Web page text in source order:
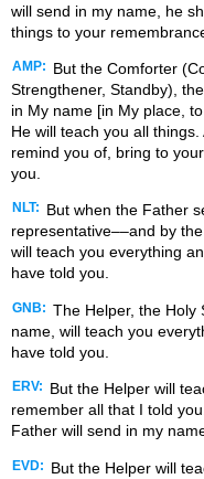
will send in my name, he
things to your
AMP:
But the Comforter
Strengthener, Standby),
in My name [in My place,
He will teach you all
remind you of, bring to
you.
NLT:
But when the Father
representative––and by
will teach you everything
have told you.
GNB: The Helper, the Holy
name, will teach you
have told you.
ERV:
But the Helper will
remember all that I told
Father will send in my
EVD:
But the Helper will